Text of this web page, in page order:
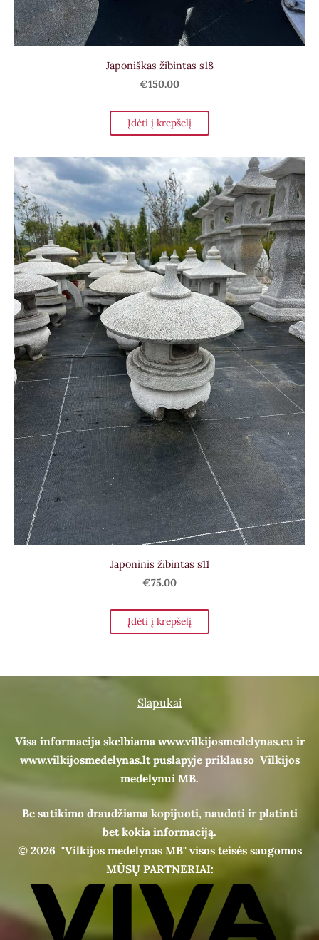
Japoniškas žibintas s18
€150.00
Įdėti į krepšelį
Japoninis žibintas s11
€75.00
Įdėti į krepšelį
Slapukai
Visa informacija skelbiama www.vilkijosmedelynas.eu ir
www.vilkijosmedelynas.lt puslapyje priklauso Vilkijos
medelynui MB.
Be sutikimo draudžiama kopijuoti, naudoti ir platinti
bet kokia informaciją.
© 2026 "Vilkijos medelynas MB" visos teisės saugomos
MŪSŲ PARTNERIAI: